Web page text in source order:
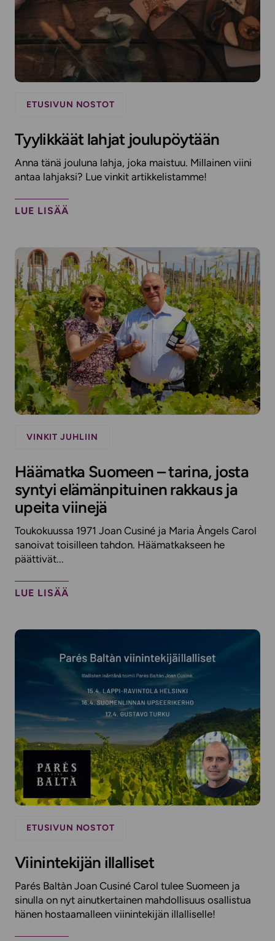
ETUSIVUN NOSTOT
Tyylikkäät lahjat joulupöytään
Anna tänä jouluna lahja, joka maistuu. Millainen viini
antaa lahjaksi? Lue vinkit artikkelistamme!
LUE LISÄÄ
VINKIT JUHLIIN
Häämatka Suomeen – tarina, josta
syntyi elämänpituinen rakkaus ja
upeita viinejä
Toukokuussa 1971 Joan Cusiné ja Maria Àngels Carol
sanoivat toisilleen tahdon. Häämatkakseen he
päättivät...
LUE LISÄÄ
ETUSIVUN NOSTOT
Viinintekijän illalliset
Parés Baltàn Joan Cusiné Carol tulee Suomeen ja
sinulla on nyt ainutkertainen mahdollisuus osallistua
hänen hostaamalleen viinintekijän illalliselle!​